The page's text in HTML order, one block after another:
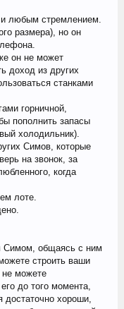
любым стремлением.
размера), но он
он не может
доход из других
станками
горничной,
пополнить запасы
холодильник).
Симов, которые
на звонок, за
когда
лоте.
Симом, общаясь с ним
строить ваши
не можете
до того момента,
достаточно хороши,